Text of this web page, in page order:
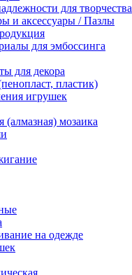
для творчества
и аксессуары / Пазлы
для эмбоссинга
для декора
пластик)
игрушек
(алмазная) мозаика
на одежде